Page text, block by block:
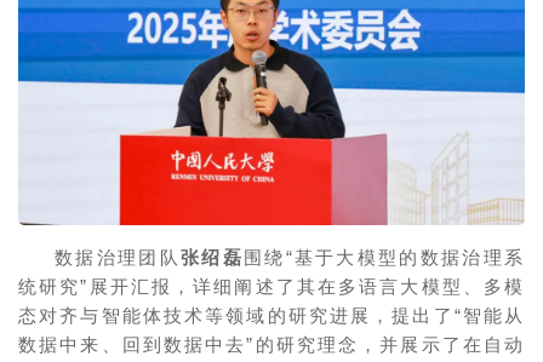
数据治理团队 张绍磊围绕“基于大模型的数据治理系
统研究”展开汇报，详细阐述了其在多语言大模型、多模
态对齐与智能体技术等领域的研究进展，提出了“智能从
数据中来、回到数据中去”的研究理念，并展示了在自动